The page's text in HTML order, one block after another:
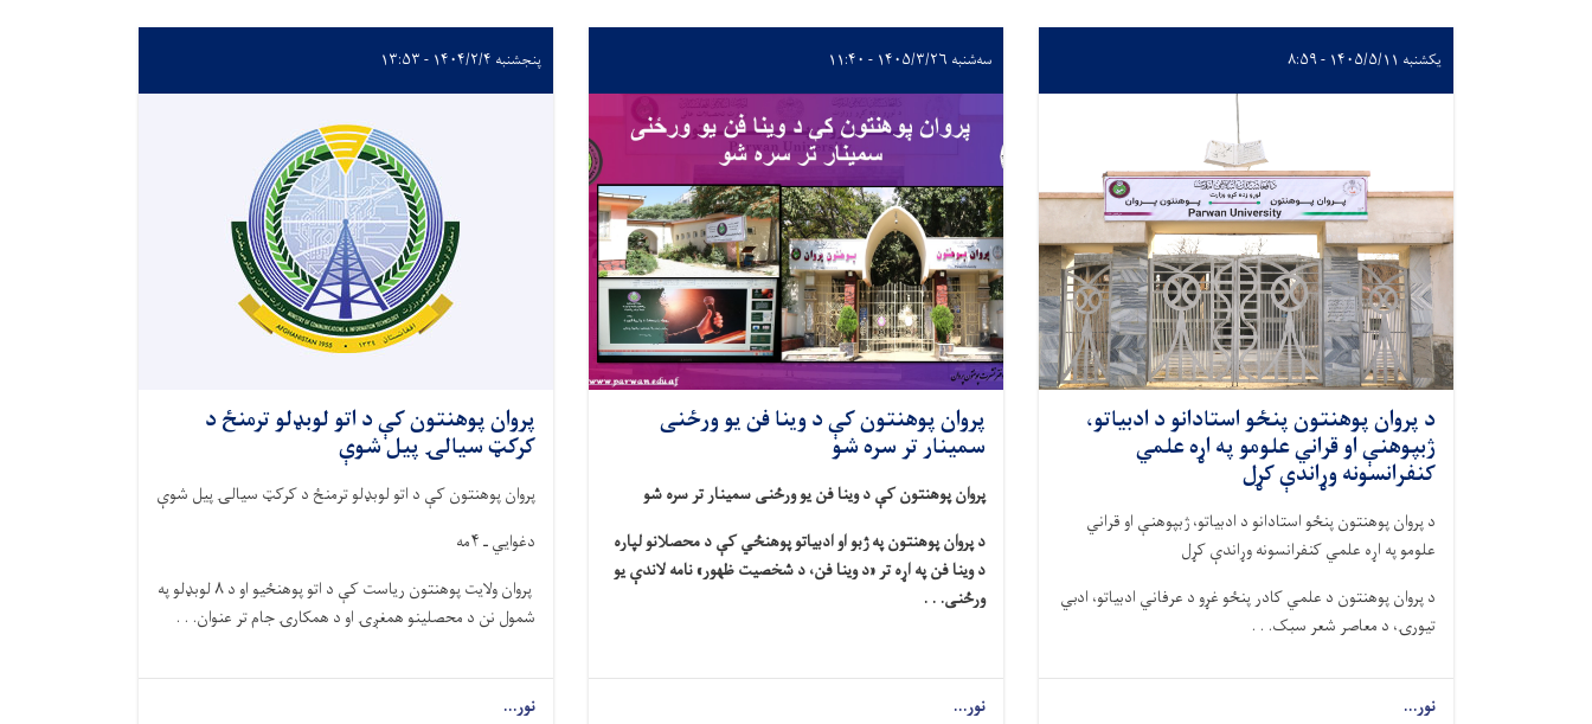
یکشنبه ۱۴۰۵/۵/۱۱ - ۸:۵۹
د پروان پوهنتون پنځو استادانو د ادبیاتو،
ژبپوهنې او قراني علومو په اړه علمي
کنفرانسونه وړاندې کړل
د پروان پوهنتون پنځو استادانو د ادبیاتو، ژبپوهنې او قراني
علومو په اړه علمي کنفرانسونه وړاندې کړل
د پروان پوهنتون د علمي کادر پنځو غړو د عرفاني ادبیاتو، ادبي
تیورۍ، د معاصر شعر سبک. . .
نور...
سه‌شنبه ۱۴۰۵/۳/۲۶ - ۱۱:۴۰
پروان پوهنتون کې د وینا فن یو ورځنی
سمینار تر سره شو
پروان پوهنتون کې د وینا فن یو ورځنی سمینار تر سره شو
د پروان پوهنتون په ژبو او ادبیاتو پوهنځي کې د محصلانو لپاره
د وینا فن په اړه تر «د وینا فن، د شخصیت ظهور» نامه لاندې یو
ورځنی. . .
نور...
پنجشنبه ۱۴۰۴/۲/۴ - ۱۳:۵۳
پروان پوهنتون کې د اتو لوبډلو ترمنځ د
کرکټ سیالۍ پیل شوې
پروان پوهنتون کې د اتو لوبډلو ترمنځ د کرکټ سیالۍ پیل شوې
دغوایي ـ ۴مه
پروان ولایت پوهنتون ریاست کې د اتو پوهنځیو او د ۸ لوبډلو په
شمول نن د محصلینو همغږۍ او د همکارۍ جام تر عنوان. . .
نور...